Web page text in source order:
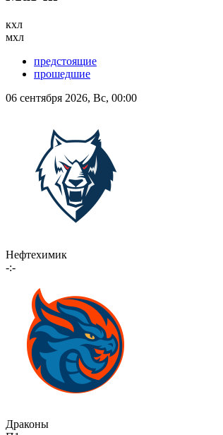
кхл
мхл
предстоящие
прошедшие
06 сентября 2026, Вс, 00:00
Нефтехимик
-:-
Драконы